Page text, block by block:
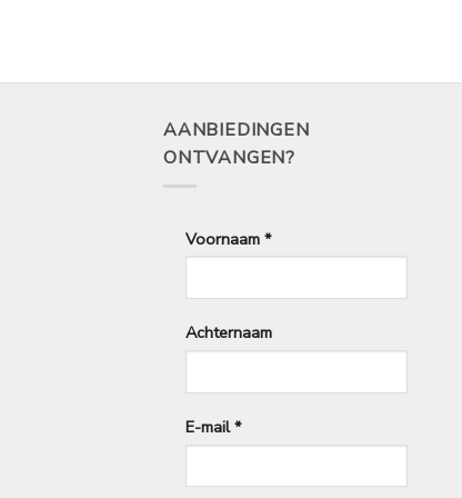
AANBIEDINGEN
ONTVANGEN?
Voornaam *
Achternaam
E-mail*